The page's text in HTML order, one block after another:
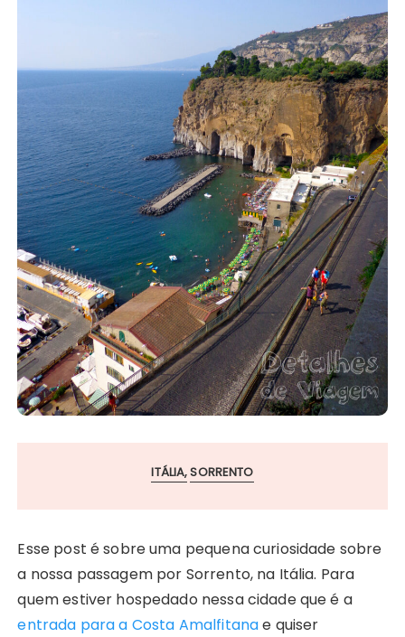
ITÁLIA SORRENTO
Esse post é sobre uma pequena curiosidade sobre
a nossa passagem por Sorrento, na Itália. Para
quem estiver hospedado nessa cidade que é a
entrada para a Costa Amalfitanae quiser